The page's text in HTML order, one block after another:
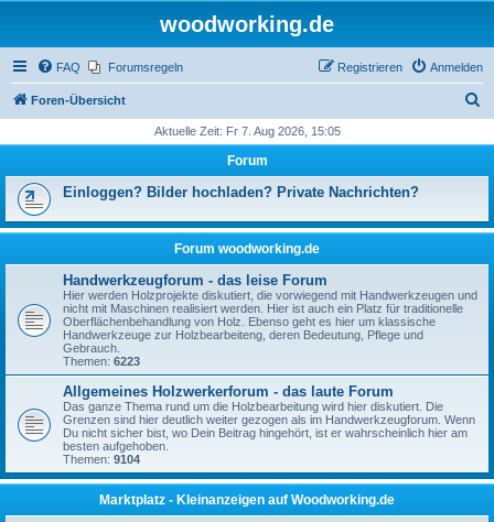
woodworking.de
FAQ Forumsregeln Anmelden
Registrieren
Foren-Übersicht
h
Aktuelle Zeit: Fr 7. Aug 2026, 15:05
Forum
Einloggen? Bilder hochladen? Private Nachrichten?
Forum woodworking.de
Handwerkzeugforum - das leise Forum
Hier werden Holzprojekte diskutiert, die vorwiegend mit Handwerkzeugen und
nicht mit Maschinen realisiert werden. Hier ist auch ein Platz für traditionelle
Oberflächenbehandlung von Holz. Ebenso geht es hier um klassische
Handwerkzeuge zur Holzbearbeiteng, deren Bedeutung, Pflege und
Gebrauch.
Themen: 6223
Allgemeines Holzwerkerforum - das laute Forum
Das ganze Thema rund um die Holzbearbeitung wird hier diskutiert. Die
Grenzen sind hier deutlich weiter gezogen als im Handwerkzeugforum. Wenn
Du nicht sicher bist, wo Dein Beitrag hingehört, ist er wahrscheinlich hier am
besten aufgehoben.
Themen: 9104
Marktplatz - Kleinanzeigen auf Woodworking.de